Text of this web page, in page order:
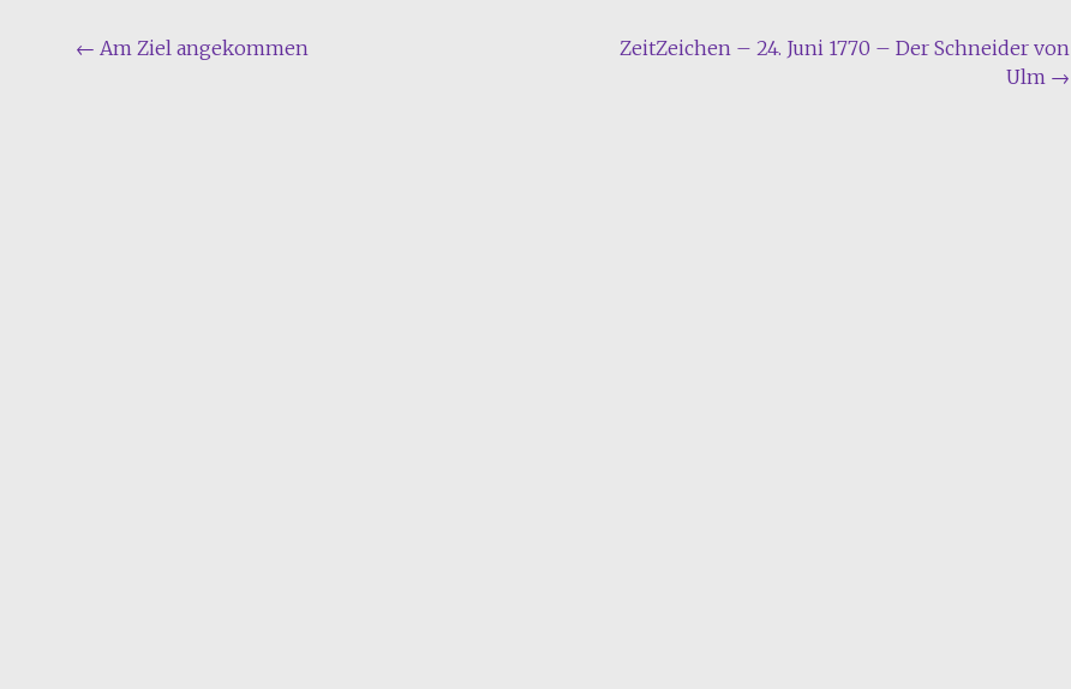
Beitragsnavigation
← Am Ziel angekommen
ZeitZeichen – 24. Juni 1770 – Der Schneider von
Ulm →